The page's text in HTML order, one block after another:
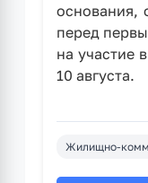
основания,
перед
на участие
10 августа.
Жилищно-